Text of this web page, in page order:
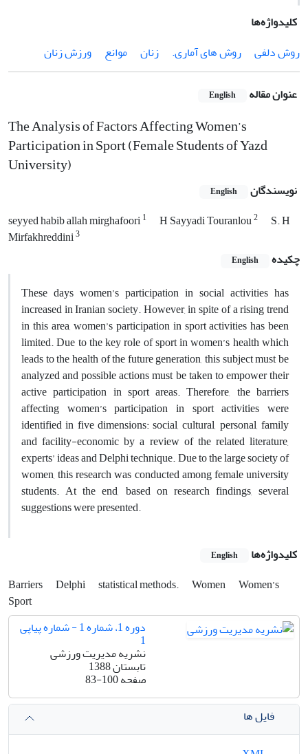
کلیدواژه‌ها
روش دلفی
روش های آماری. زنان موانع ورزش زنان
عنوان مقاله English
The Analysis of Factors Affecting Women’s
Participation in Sport (Female Students of Yazd
University)
نویسندگان English
seyyed habib allah mirghafoori1 H Sayyadi Touranlou2
S. H
Mirfakhreddini3
چکیده English
These days women’s participation in social activities has
increased in Iranian society. However, in spite of a rising trend
in this area, women’s participation in sport activities has been
limited. Due to the key role of sport in women’s health which
leads to the health of the future generation, this subject must be
analyzed and possible actions must be taken to empower their
active participation in sport areas. Therefore, the barriers
affecting women’s participation in sport activities were
identified in five dimensions: social, cultural, personal, family
and facility-economic by a review of the related literature,
experts’ ideas and Delphi technique. Due to the large society of
women, this research was conducted among female university
students. At the end, based on research findings, several
suggestions were presented.
کلیدواژه‌ها English
Barriers Delphi statistical methods. Women
Women’s
Sport
دوره 1، شماره 1 - شماره پیاپی
1
نشریه مدیریت ورزشی
تابستان 1388
صفحه83-100
فایل ها